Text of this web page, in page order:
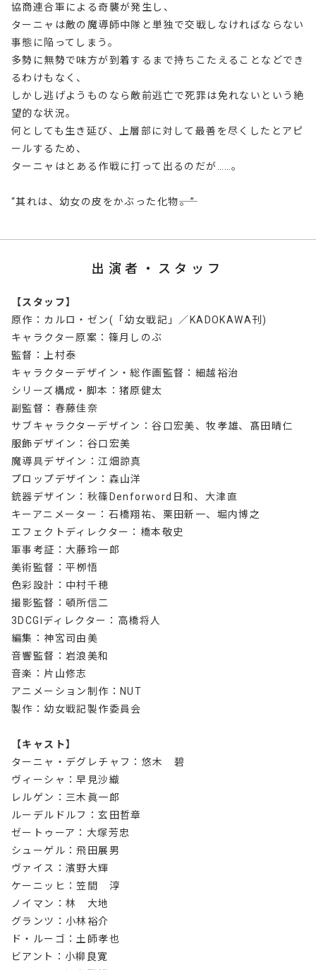
協商連合軍による奇襲が発生し、
ターニャは敵の魔導師中隊と単独で交戦しなければならない
事態に陥ってしまう。
多勢に無勢で味方が到着するまで持ちこたえることなどでき
るわけもなく、
しかし逃げようものなら敵前逃亡で死罪は免れないという絶
望的な状況。
何としても生き延び、上層部に対して最善を尽くしたとアピ
ールするため、
ターニャはとある作戦に打って出るのだが……。
“其れは、幼女の皮をかぶった化物――。”
出演者・スタッフ
【スタッフ】
原作：カルロ・ゼン(「幼女戦記」／KADOKAWA刊)
キャラクター原案：篠月しのぶ
監督：上村泰
キャラクターデザイン・総作画監督：細越裕治
シリーズ構成・脚本：猪原健太
副監督：春藤佳奈
サブキャラクターデザイン：谷口宏美、牧孝雄、髙田晴仁
服飾デザイン：谷口宏美
魔導具デザイン：江畑諒真
プロップデザイン：森山洋
銃器デザイン：秋篠Denforword日和、大津直
キーアニメーター：石橋翔祐、栗田新一、堀内博之
エフェクトディレクター：橋本敬史
軍事考証：大藤玲一郎
美術監督：平栁悟
色彩設計：中村千穂
撮影監督：頓所信二
3DCGIディレクター：高橋将人
編集：神宮司由美
音響監督：岩浪美和
音楽：片山修志
アニメーション制作：NUT
製作：幼女戦記製作委員会
【キャスト】
ターニャ・デグレチャフ：悠木 碧
ヴィーシャ：早見沙織
レルゲン：三木眞一郎
ルーデルドルフ：玄田哲章
ゼートゥーア：大塚芳忠
シューゲル：飛田展男
ヴァイス：濱野大輝
ケーニッヒ：笠間 淳
ノイマン：林 大地
グランツ：小林裕介
ド・ルーゴ：土師孝也
ビアント：小柳良寛